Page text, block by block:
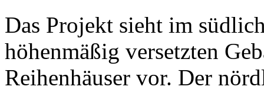
Das Projekt sieht im
höhenmäßig versetzten
Reihenhäuser vor. Der